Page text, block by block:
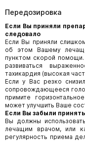
Передозировка
Если Вы приняли
следовало
Если Вы приняли
об этом Вашему
пунктом скорой помощи.
развиваться
тахикардия (высокая
Если у Вас резко
сопровождающееся
примите
может улучшить Ваше
Если Вы забыли
Вы должны
лечащим врачом, или
регулярность приема